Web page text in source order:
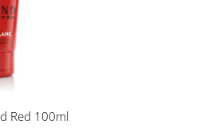
Red 100ml